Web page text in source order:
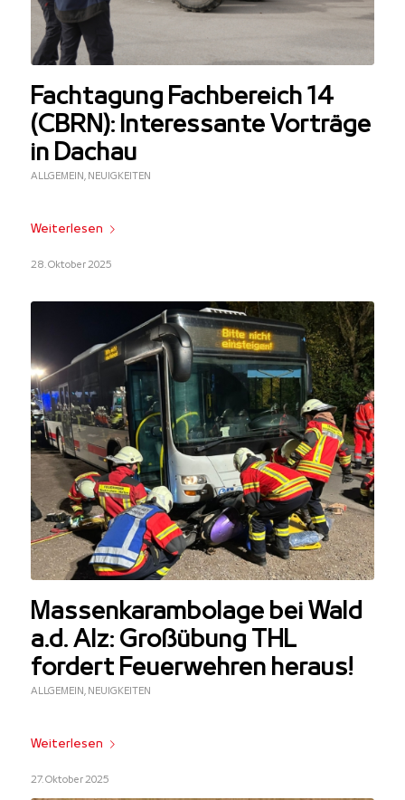
Fachtagung Fachbereich 14
(CBRN): Interessante Vorträge
in Dachau
ALLGEMEIN, NEUIGKEITEN
Weiterlesen
28. Oktober 2025
Massenkarambolage bei Wald
a.d. Alz: Großübung THL
fordert Feuerwehren heraus!
ALLGEMEIN, NEUIGKEITEN
Weiterlesen
27. Oktober 2025